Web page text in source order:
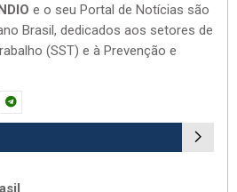
e o seu Portal de Notícias são
Brasil, dedicados aos setores de
(SST) e à Prevenção e